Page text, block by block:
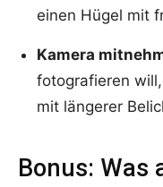
einen Hügel mit
Kamera
fotografieren
mit längerer
Bonus: Was